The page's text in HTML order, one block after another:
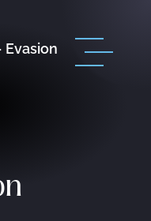
Evasion